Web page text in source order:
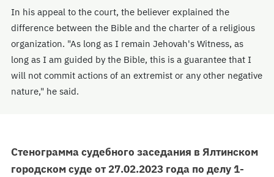
In his appeal to the court, the believer explained the
difference between the Bible and the charter of a religious
organization. "As long as I remain Jehovah's Witness, as
long as I am guided by the Bible, this is a guarantee that I
will not commit actions of an extremist or any other negative
nature," he said.
Стенограмма судебного заседания в Ялтинском
городском суде от 27.02.2023 года по делу 1-